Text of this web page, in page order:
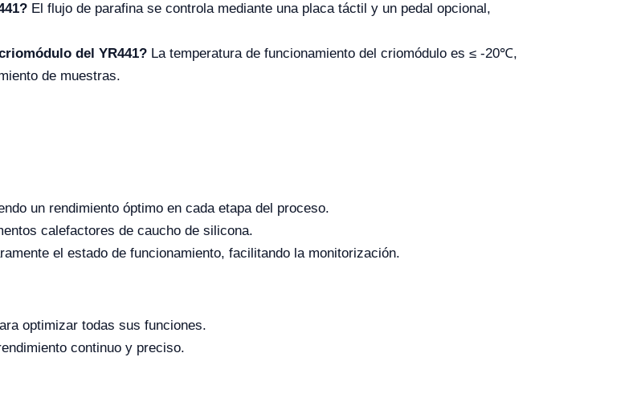
El flujo de parafina se controla mediante una placa táctil y un pedal opcional,
del YR441? La temperatura de funcionamiento del criomódulo es ≤ -20℃,
de muestras.
un rendimiento óptimo en cada etapa del proceso.
calefactores de caucho de silicona.
el estado de funcionamiento, facilitando la monitorización.
optimizar todas sus funciones.
continuo y preciso.